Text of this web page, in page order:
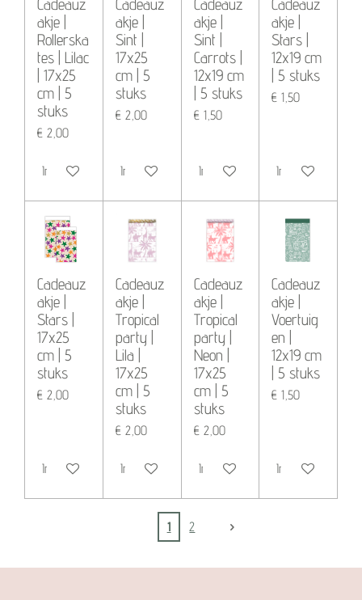
Cadeauz
akje |
Rollerska
tes | Lilac
| 17x25
cm | 5
stuks
€ 2,00
In winkelwagen
Cadeauz
akje |
Sint |
17x25
cm | 5
stuks
€ 2,00
In winkelwagen
Cadeauz
akje |
Sint |
Carrots |
12x19 cm
| 5 stuks
€ 1,50
In winkelwagen
Cadeauz
akje |
Stars |
12x19 cm
| 5 stuks
€ 1,50
In winkelwagen
Cadeauz
akje |
Stars |
17x25
cm | 5
stuks
€ 2,00
In winkelwagen
Cadeauz
akje |
Tropical
party |
Lila |
17x25
cm | 5
stuks
€ 2,00
In winkelwagen
Cadeauz
akje |
Tropical
party |
Neon |
17x25
cm | 5
stuks
€ 2,00
In winkelwagen
Cadeauz
akje |
Voertuig
en |
12x19 cm
| 5 stuks
€ 1,50
In winkelwagen
1 2